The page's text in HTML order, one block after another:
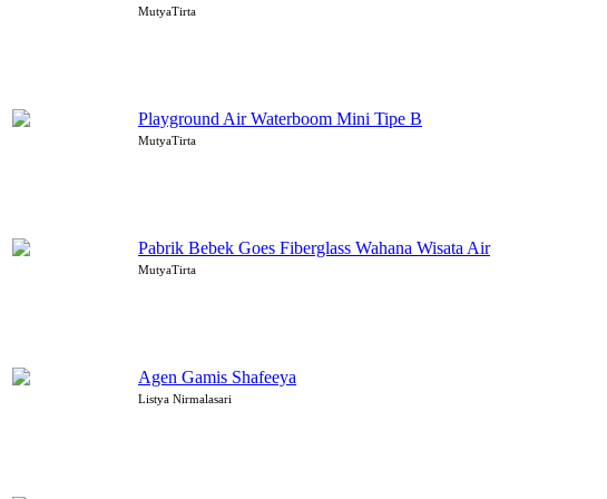
MutyaTirta
Playground Air Waterboom Mini Tipe B
MutyaTirta
Pabrik Bebek Goes Fiberglass Wahana Wisata Air
MutyaTirta
Agen Gamis Shafeeya
Listya Nirmalasari